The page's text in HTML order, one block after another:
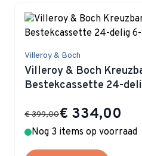
Villeroy & Boch
Villeroy & Boch
Bestekcassette 24-
Special Price
€ 334,00
€ 399,00
Nog 3 items op voorraad